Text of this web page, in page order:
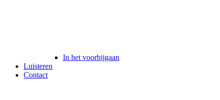
In het voorbijgaan
Luisteren
Contact